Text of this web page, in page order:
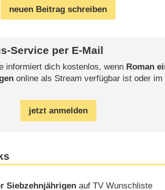
neuen Beitrag schreiben
Service per E-Mail
informiert dich kostenlos, wenn Roman
online als Stream verfügbar ist oder im
jetzt anmelden
Siebzehnjährigen auf TV Wunschliste